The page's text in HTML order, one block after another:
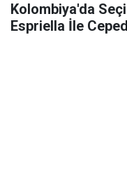
Kolombiya'da
Espriella İle